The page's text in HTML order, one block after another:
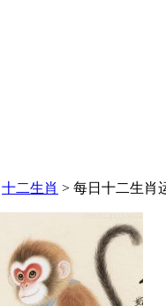
十二生肖 > 每日十二生肖